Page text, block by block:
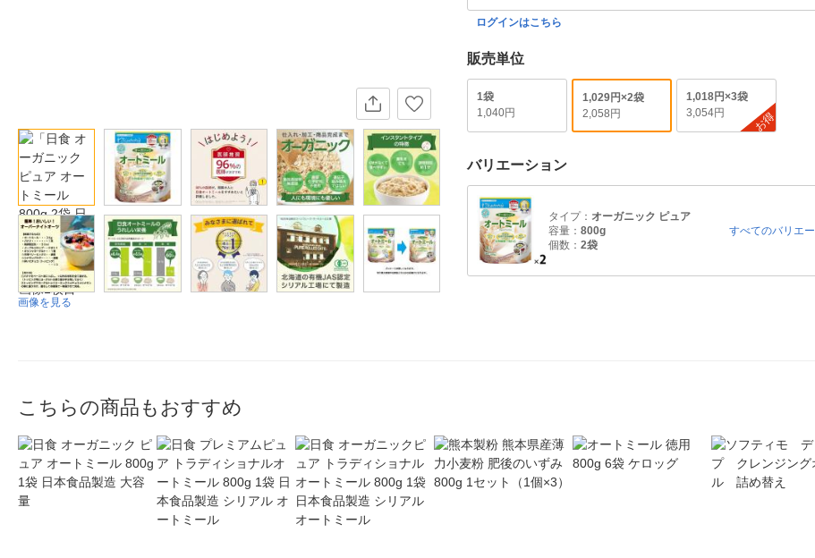
画像を見る
ログインはこちら
販売単位
1袋
1,040円
1,029円×2袋
2,058円
1,018円×3袋
3,054円
お得
バリエーション
タイプ： オーガニック ピュア
容量： 800g
個数： 2袋
すべてのバリエ
こちらの商品もおすすめ